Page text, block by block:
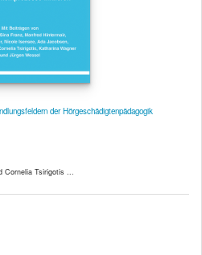
der Hörgeschädigtenpädagogik
Tsirigotis ...